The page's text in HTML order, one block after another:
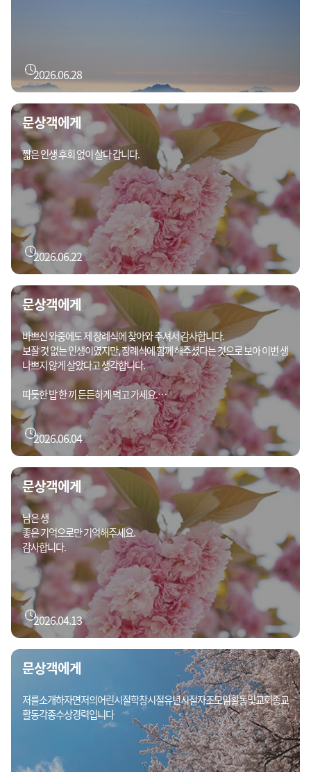
2026.06.28
문상객에게
짧은 인생 후회 없이 살다 갑니다.
2026.06.22
문상객에게
바쁘신 와중에도 제 장례식에 찾아와 주셔서 감사합니다.
보잘 것 없는 인생이였지만, 장례식에 함께 해주셨다는 것으로 보아 이번 생
나쁘지 않게 살았다고 생각합니다.
따듯한 밥 한 끼 든든하게 먹고 가세요.
고맙습니다.
2026.06.04
문상객에게
남은 생
좋은 기억으로만 기억해주세요.
감사합니다.
2026.04.13
문상객에게
저를소개하자면저의어린시절학창시절유년시절자조모임활동및교회종교
활동각종수상경력입니다